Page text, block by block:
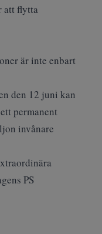
att flytta
är inte enbart
den 12 juni kan
permanent
invånare
PS